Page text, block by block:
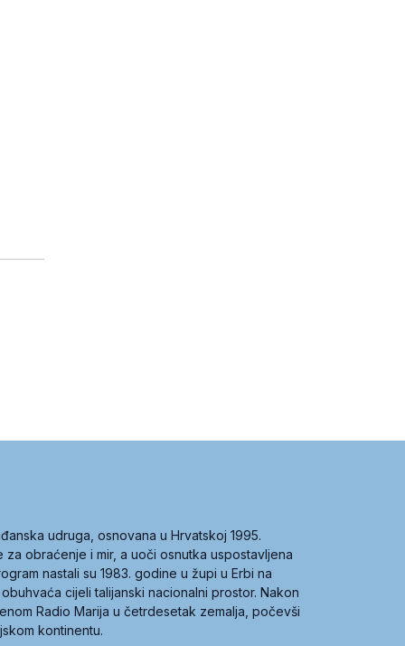
udruga, osnovana u Hrvatskoj 1995.
obraćenje i mir, a uoči osnutka uspostavljena
nastali su 1983. godine u župi u Erbi na
cijeli talijanski nacionalni prostor. Nakon
Radio Marija u četrdesetak zemalja, počevši
kontinentu.